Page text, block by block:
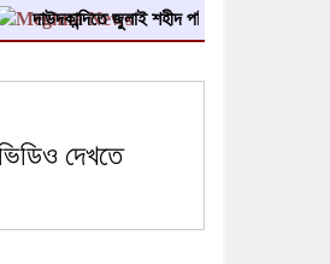
জুলাই শহীদ পরিবার ও জুলাই যোদ্ধাদের
দেখতে